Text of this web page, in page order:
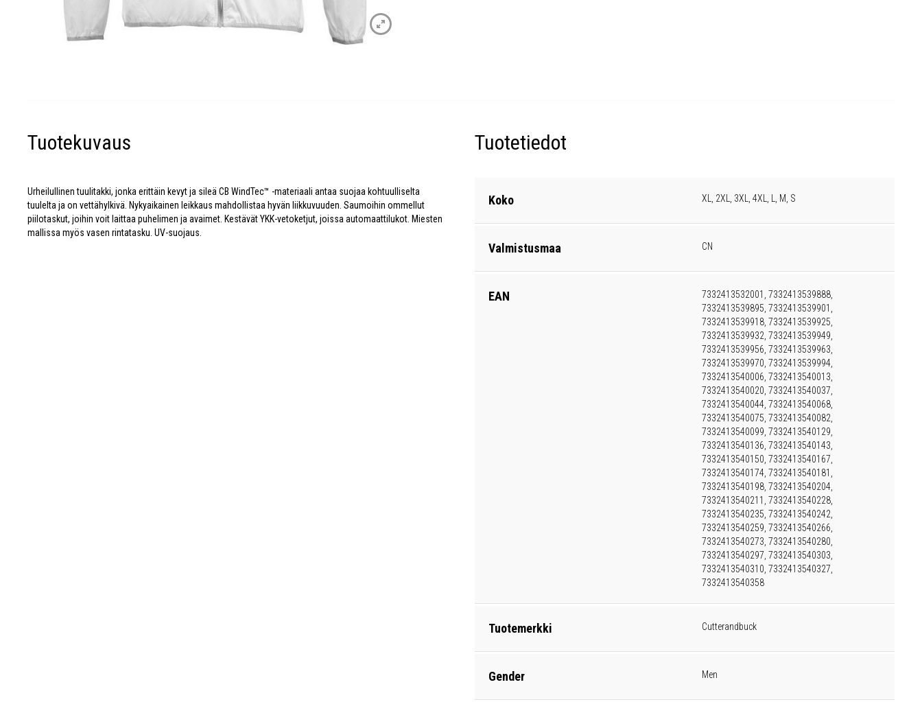
Tuotekuvaus
Urheilullinen tuulitakki, jonka erittäin kevyt ja sileä CB WindTec™ -materiaali antaa suojaa kohtuulliselta
tuulelta ja on vettähylkivä. Nykyaikainen leikkaus mahdollistaa hyvän liikkuvuuden. Saumoihin ommellut
piilotaskut, joihin voit laittaa puhelimen ja avaimet. Kestävät YKK-vetoketjut, joissa automaattilukot. Miesten
mallissa myös vasen rintatasku. UV-suojaus.
Tuotetiedot
Koko XL, 2XL, 3XL, 4XL, L, M, S
Valmistusmaa CN
EAN
7332413532001, 7332413539888,
7332413539895, 7332413539901,
7332413539918, 7332413539925,
7332413539932, 7332413539949,
7332413539956, 7332413539963,
7332413539970, 7332413539994,
7332413540006, 7332413540013,
7332413540020, 7332413540037,
7332413540044, 7332413540068,
7332413540075, 7332413540082,
7332413540099, 7332413540129,
7332413540136, 7332413540143,
7332413540150, 7332413540167,
7332413540174, 7332413540181,
7332413540198, 7332413540204,
7332413540211, 7332413540228,
7332413540235, 7332413540242,
7332413540259, 7332413540266,
7332413540273, 7332413540280,
7332413540297, 7332413540303,
7332413540310, 7332413540327,
7332413540358
Tuotemerkki Cutterandbuck
Gender Men